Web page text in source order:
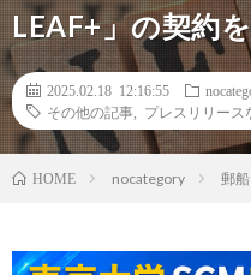
LEAF+」の契約
2025.02.18 12:16:55
その他の記事
プレスリリース
HOME nocategory 郵